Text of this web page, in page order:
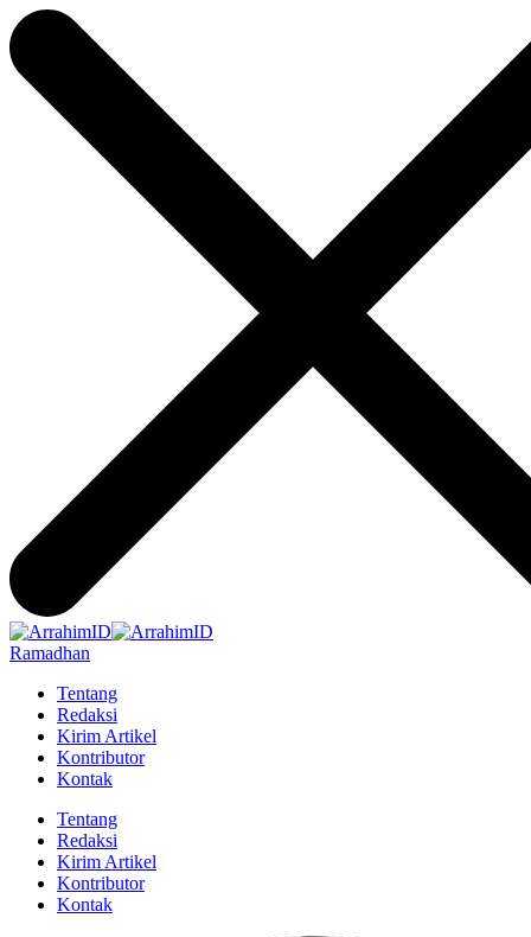
Ramadhan
Tentang
Redaksi
Kirim Artikel
Kontributor
Kontak
Tentang
Redaksi
Kirim Artikel
Kontributor
Kontak